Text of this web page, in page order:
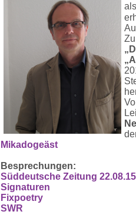
Mikadogeäst
Besprechungen:
Süddeutsche Zeitung 22.08.15
Signaturen
Fixpoetry
SWR